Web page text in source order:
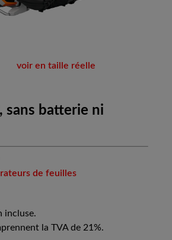
voir en taille réelle
sans batterie ni
de feuilles
incluse.
la TVA de 21%.